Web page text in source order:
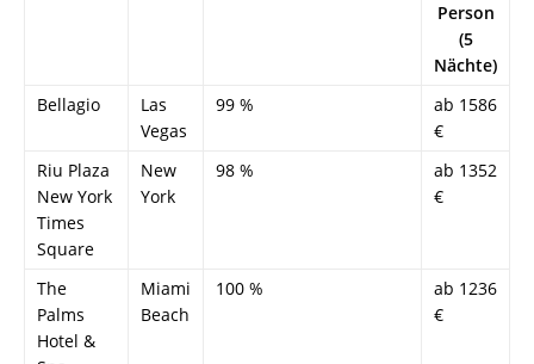
Person
(5
Nächte)
Bellagio
Las
Vegas
99 %
ab 1586
€
Riu Plaza
New York
Times
Square
New
York
98 %
ab 1352
€
The
Palms
Hotel &
Miami
Beach
100 %
ab 1236
€